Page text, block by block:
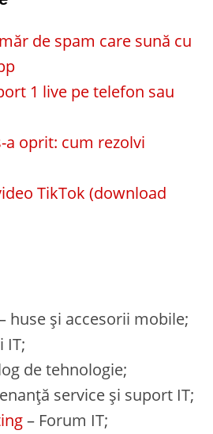
de spam care sună cu
1 live pe telefon sau
a oprit: cum rezolvi
TikTok (download
huse și accesorii mobile;
IT;
de tehnologie;
service și suport IT;
– Forum IT;